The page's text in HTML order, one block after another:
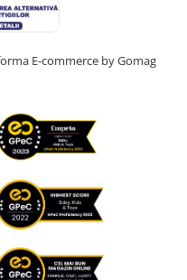
E-commerce by Gomag